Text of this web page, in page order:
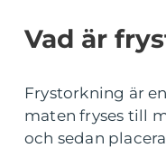
Vad är
Frystorkning är
maten fryses till
och sedan